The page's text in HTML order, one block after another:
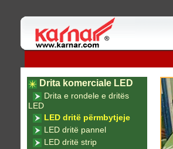
Drita komerciale LED
Drita e rondele e dritës
LED
LED dritë përmbytjeje
LED dritë pannel
LED dritë strip